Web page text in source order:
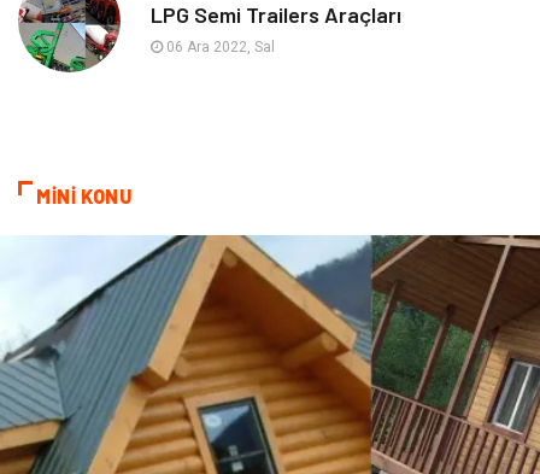
Pazarlama
televizyon
Bebek Giyim Dernekler ve Birlikler
çiçek İnternet
LPG Semi Trailers Araçları
06 Ara 2022, Sal
MİNİ KONU